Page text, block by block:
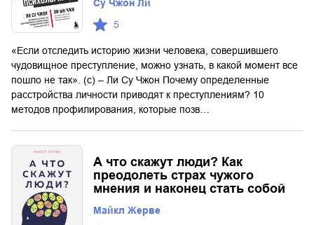
Су Чжон Ли
5
«Если отследить историю жизни человека, совершившего
чудовищное преступление, можно узнать, в какой момент все
пошло не так». (с) – Ли Су Чжон Почему определенные
расстройства личности приводят к преступлениям? 10
методов профилирования, которые позв…
А что скажут люди? Как
преодолеть страх чужого
мнения и наконец стать собой
Майкл Жерве